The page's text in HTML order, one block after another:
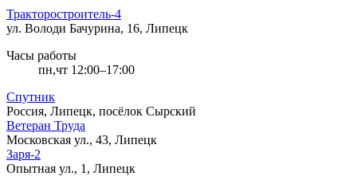
Тракторостроитель-4
ул. Володи Бачурина, 16, Липецк
Часы работы
пн,чт 12:00–17:00
Спутник
Россия, Липецк, посёлок Сырский
Ветеран Труда
Московская ул., 43, Липецк
Заря-2
Опытная ул., 1, Липецк